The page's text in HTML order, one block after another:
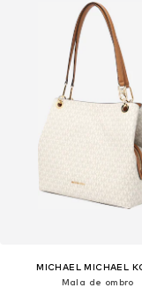
MICHAEL MICHAEL
Mala de ombro